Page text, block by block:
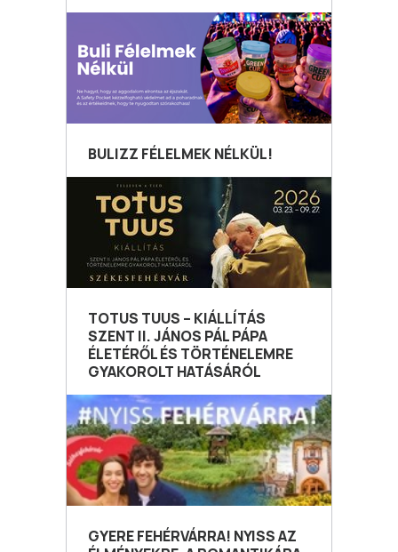
BULIZZ FÉLELMEK NÉLKÜL!
TOTUS TUUS – KIÁLLÍTÁS
SZENT II. JÁNOS PÁL PÁPA
ÉLETÉRŐL ÉS TÖRTÉNELEMRE
GYAKOROLT HATÁSÁRÓL
GYERE FEHÉRVÁRRA! NYISS AZ